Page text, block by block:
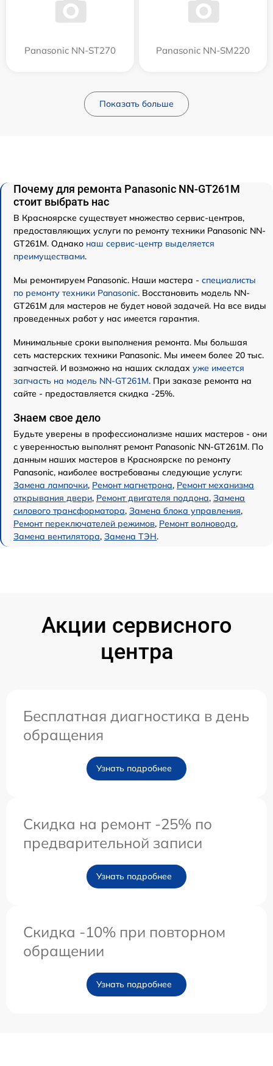
Panasonic NN-ST270 Panasonic NN-SM220
Показать больше
Почему для ремонта Panasonic NN-GT261M
стоит выбрать нас
В Красноярске существует множество сервис-центров,
предоставляющих услуги по ремонту техники Panasonic NN-
GT261M. Однако наш сервис-центр выделяется
преимуществами.
Мы ремонтируем Panasonic. Наши мастера - специалисты
по ремонту техники Panasonic. Восстановить модель NN-
GT261M для мастеров не будет новой задачей. На все виды
проведенных работ у нас имеется гарантия.
Минимальные сроки выполнения ремонта. Мы большая
сеть мастерских техники Panasonic. Мы имеем более 20 тыс.
запчастей. И возможно на наших складах уже имеется
запчасть на модель NN-GT261M. При заказе ремонта на
сайте - предоставляется скидка -25%.
Знаем свое дело
Будьте уверены в профессионализме наших мастеров - они
с уверенностью выполнят ремонт Panasonic NN-GT261M. По
данным наших мастеров в Красноярске по ремонту
Panasonic, наиболее востребованы следующие услуги:
Замена лампочки, Ремонт магнетрона, Ремонт механизма
открывания двери, Ремонт двигателя поддона, Замена
силового трансформатора, Замена блока управления,
Ремонт переключателей режимов, Ремонт волновода,
Замена вентилятора, Замена ТЭН.
Акции сервисного
центра
Бесплатная диагностика в день
обращения
Узнать подробнее
Скидка на ремонт -25% по
предварительной записи
Узнать подробнее
Скидка -10% при повторном
обращении
Узнать подробнее